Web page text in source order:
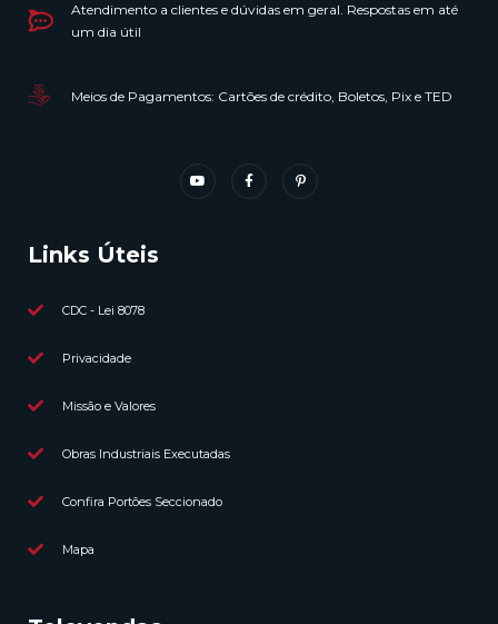
Atendimento a clientes e dúvidas em geral. Respostas em até
um dia útil
Meios de Pagamentos: Cartões de crédito, Boletos, Pix e TED
Links Úteis
CDC - Lei 8078
Privacidade
Missão e Valores
Obras Industriais Executadas
Confira Portões Seccionado
Mapa